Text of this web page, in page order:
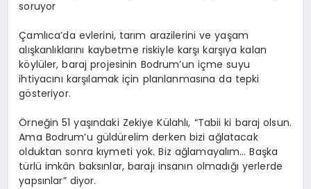
soruyor
Çamlıca’da evlerini, tarım arazilerini ve yaşam
alışkanlıklarını kaybetme riskiyle karşı karşıya kalan
köylüler, baraj projesinin Bodrum’un içme suyu
ihtiyacını karşılamak için planlanmasına da tepki
gösteriyor.
Örneğin 51 yaşındaki Zekiye Külahlı, “Tabii ki baraj olsun.
Ama Bodrum’u güldürelim derken bizi ağlatacak
olduktan sonra kıymeti yok. Biz ağlamayalım… Başka
türlü imkân baksınlar, barajı insanın olmadığı yerlerde
yapsınlar” diyor.